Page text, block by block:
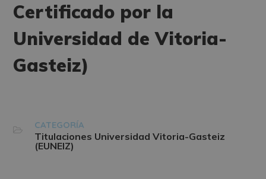
Certificado por la
Universidad de Vitoria-
Gasteiz)
CATEGORÍA
Titulaciones Universidad Vitoria-Gasteiz
(EUNEIZ)